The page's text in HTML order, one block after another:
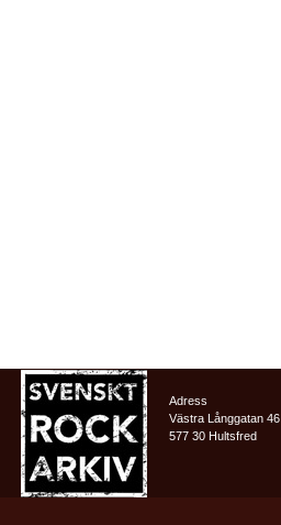
Adress
Västra Långgatan 46
577 30 Hultsfred